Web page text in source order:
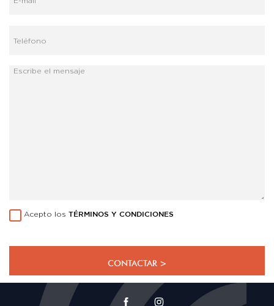
Acepto los TÉRMINOS Y CONDICIONES
CONTACTAR >